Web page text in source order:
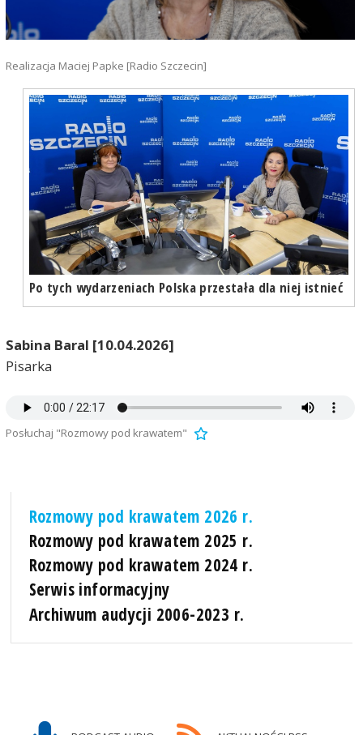
Realizacja Maciej Papke [Radio Szczecin]
Po tych wydarzeniach Polska przestała dla niej istnieć
Sabina Baral [10.04.2026]
Pisarka
Posłuchaj "Rozmowy pod krawatem"
Rozmowy pod krawatem 2026 r.
Rozmowy pod krawatem 2025 r.
Rozmowy pod krawatem 2024 r.
Serwis informacyjny
Archiwum audycji 2006-2023 r.